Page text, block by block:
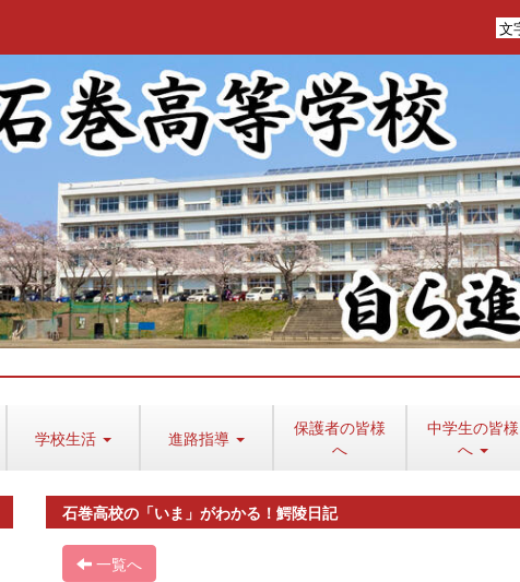
文
学校生活 進路指導
保護者の皆様
へ
中学生の皆様
へ
石巻高校の「いま」がわかる！鰐陵日記
一覧へ